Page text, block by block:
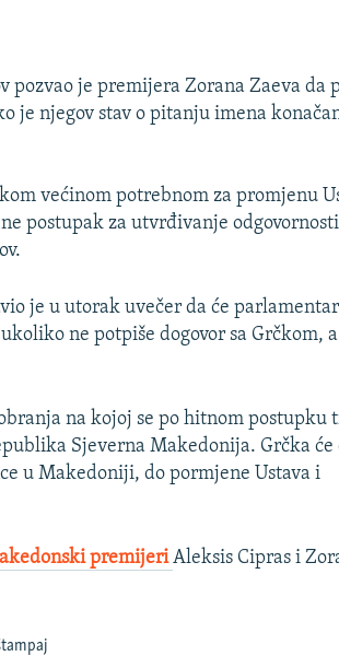
je premijera Zorana Zaeva da
je njegov stav o pitanju imena
većinom potrebnom za promjenu
postupak za utvrđivanje odgovornosti
je u utorak uvečer da će
ne potpiše dogovor sa Grčkom,
na kojoj se po hitnom postupku
Sjeverna Makedonija. Grčka će
u Makedoniji, do pormjene Ustava i
premijeriAleksis Cipras i